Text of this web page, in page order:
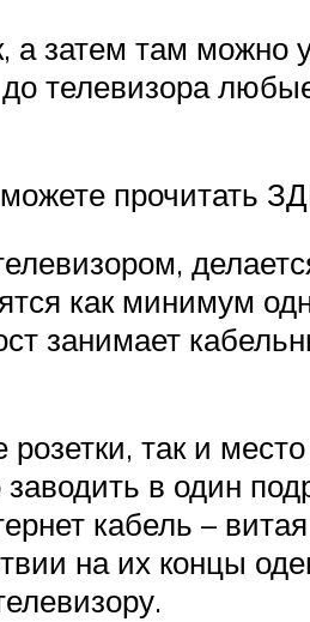
затем там можно
телевизора
прочитать
как минимум
занимает
так и
в один
кабель –
на их концы